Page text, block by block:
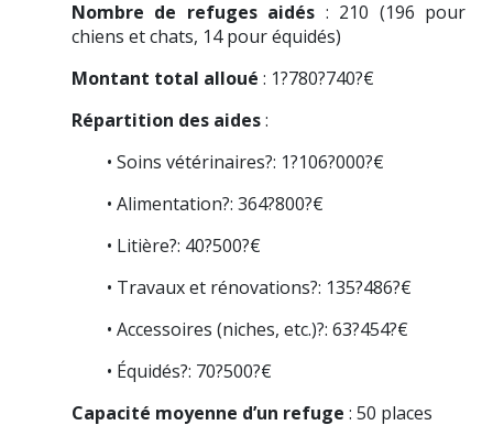
Nombre de refuges aidés : 210 (196 pour
chiens et chats, 14 pour équidés)
Montant total alloué : 1?780?740?€
Répartition des aides:
• Soins vétérinaires?: 1?106?000?€
• Alimentation?: 364?800?€
• Litière?: 40?500?€
• Travaux et rénovations?: 135?486?€
• Accessoires (niches, etc.)?: 63?454?€
• Équidés?: 70?500?€
Capacité moyenne d’un refuge : 50 places